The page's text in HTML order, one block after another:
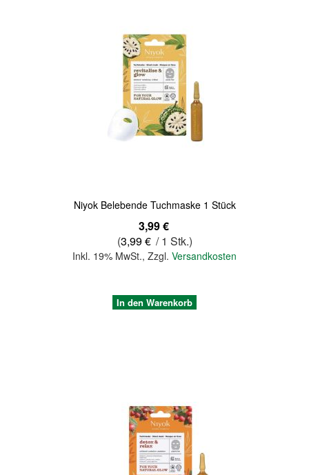
Niyok Belebende Tuchmaske 1 Stück
3,99 €
(3,99 € / 1 Stk.)
Inkl. 19% MwSt., Zzgl. Versandkosten
In den Warenkorb